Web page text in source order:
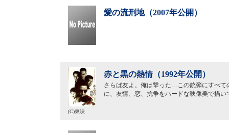
愛の流刑地（2007年公開）
赤と黒の熱情（1992年公開）
さらば友よ。俺は撃った…この銃弾にすべて
に、友情、恋、抗争をハードな映像美で描
(C)東映